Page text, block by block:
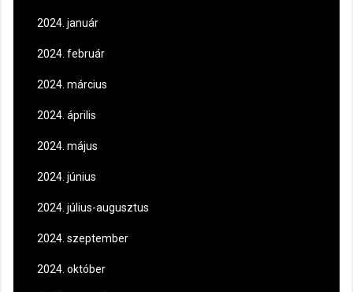
2024. január
2024. február
2024. március
2024. április
2024. május
2024. június
2024. július-augusztus
2024. szeptember
2024. október